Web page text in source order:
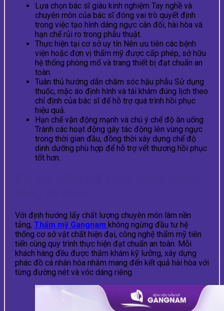
Lựa chọn bác sĩ giàu kinh nghiệm Tay nghề và
chuyên môn của bác sĩ đóng vai trò quyết định
trong việc tạo hình dáng ngực cân đối, hài hòa và
hạn chế rủi ro trong phẫu thuật.
Thực hiện tại cơ sở uy tín Nên ưu tiên các bệnh
viện hoặc đơn vị thẩm mỹ được cấp phép, sở hữu
hệ thống phòng mổ và trang thiết bị đạt chuẩn an
toàn.
Tuân thủ hướng dẫn chăm sóc hậu phẫu Sử dụng
thuốc, mặc áo định hình và tái khám đúng lịch theo
chỉ định của bác sĩ để hỗ trợ quá trình hồi phục
hiệu quả.
Hạn chế vận động mạnh và chú ý chế độ ăn uống
Tránh các hoạt động gây tác động lên vùng ngực
trong thời gian đầu, đồng thời xây dựng chế độ
dinh dưỡng phù hợp để hỗ trợ vết thương hồi phục
tốt hơn.
Với định hướng lấy chất lượng chuyên môn làm nền
tảng, Thẩm mỹ Gangnam không ngừng đầu tư hệ
thống cơ sở vật chất hiện đại, công nghệ thẩm mỹ tiên
tiến cùng quy trình thực hiện đạt chuẩn an toàn. Mỗi
khách hàng đều được thăm khám kỹ lưỡng, xây dựng
phác đồ cá nhân hóa nhằm mang đến kết quả hài hòa với
từng đường nét và vóc dáng riêng.